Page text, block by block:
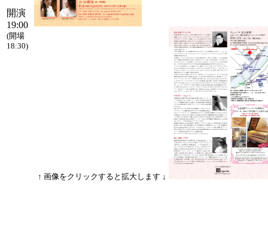
開演
19:00
(開場
18:30)
↑ 画像をクリックすると拡大します ↓